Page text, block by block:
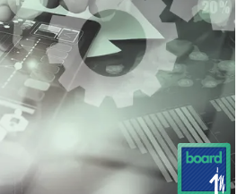
„Einfache Liste der Abgrenzungen“
Liste wird geöffnet, wenn bei einer bereits
erneut die Option der
wird.